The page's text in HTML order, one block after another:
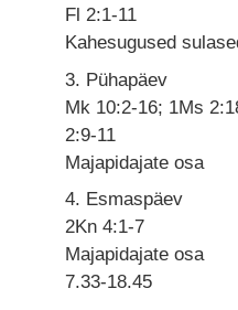
Fl 2:1-11
Kahesugused
3. Pühapäev
Mk 10:2-16; 1Ms
2:9-11
Majapidajate osa
4. Esmaspäev
2Kn 4:1-7
Majapidajate osa
7.33-18.45